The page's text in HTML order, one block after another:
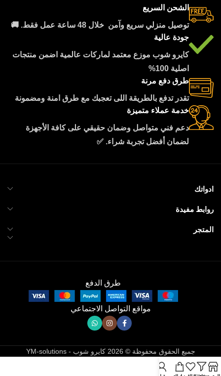
الشحن السريع
توصيل منزلي سريع وآمن خلال 48 ساعة عمل فقط. 🚚
جودة عالية
كايرو شوب موزع معتمد لماركات عالمية اضمن منتجات
اصلية 100%
طرق دفع مرنة
تقدر تدفع بالطريقة اللى تعجبك مع طرق امنة ومضمونة
خدمة عملاء متميزة
دعم فني متواصل وضمان حقيقي على كافة الأجهزة
لضمان أفضل تجربة شراء. ✅
ادواتك
روابط مفيدة
المتجر
طرق الدفع
مواقع التواصل الاجتماعي
جميع الحقوق محفوظة © 2026 كايرو شوب - YM-solutions